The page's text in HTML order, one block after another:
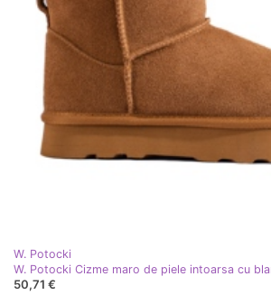
W. Potocki
W. Potocki Cizme maro de piele intoarsa cu
50,71 €